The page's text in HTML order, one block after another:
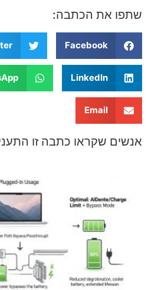
את הכתבה:
Facebook
LinkedIn
Email
שקראו כתבה זו